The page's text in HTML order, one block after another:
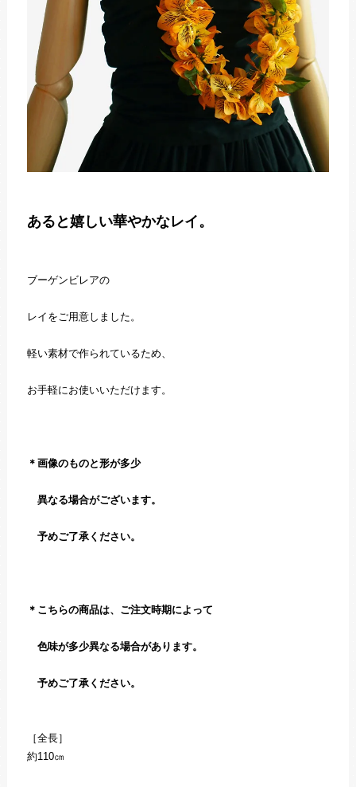
あると嬉しい華やかなレイ。
ブーゲンビレアの
レイをご用意しました。
軽い素材で作られているため、
お手軽にお使いいただけます。
＊画像のものと形が多少
異なる場合がございます。
予めご了承ください。
＊こちらの商品は、ご注文時期によって
色味が多少異なる場合があります。
予めご了承ください。
［全長］
約110㎝